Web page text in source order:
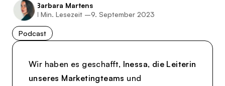
Barbara Martens
1 Min. Lesezeit –9. September 2023
Podcast
Wir haben es geschafft, Inessa, die Leiterin
unseres Marketingteams und